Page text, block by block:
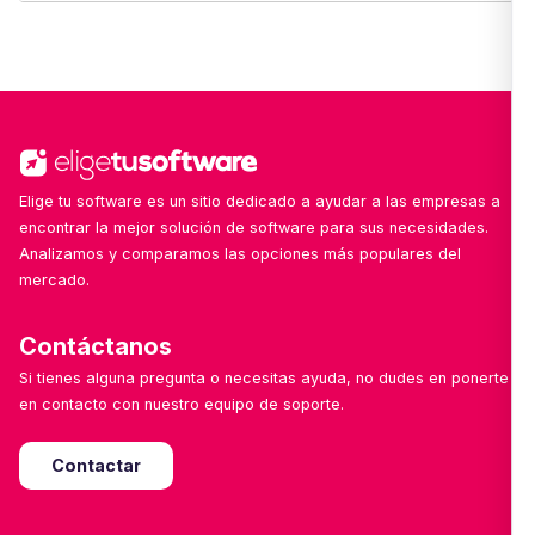
Elige tu software es un sitio dedicado a ayudar a las empresas a
encontrar la mejor solución de software para sus necesidades.
Analizamos y comparamos las opciones más populares del
mercado.
Contáctanos
Si tienes alguna pregunta o necesitas ayuda, no dudes en ponerte
en contacto con nuestro equipo de soporte.
Contactar